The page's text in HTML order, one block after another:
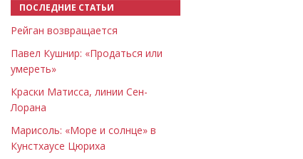
ПОСЛЕДНИЕ СТАТЬИ
Рейган возвращается
Павел Кушнир: «Продаться или
умереть»
Краски Матисса, линии Сен-
Лорана
Марисоль: «Море и солнце» в
Кунстхаусе Цюриха